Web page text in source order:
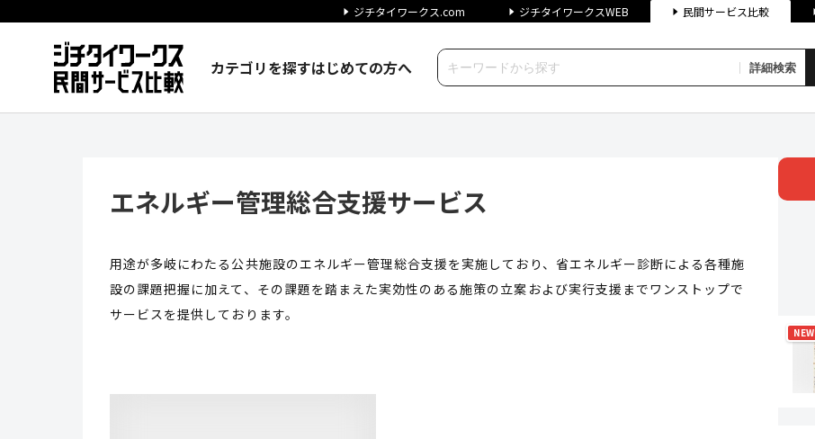
ジチタイワークス.com ジチタイワークスWEB 民間サービス比較
カテゴリを探すはじめての方へ 詳細検索
エネルギー管理総合支援サービス
用途が多岐にわたる公共施設のエネルギー管理総合支援を実施しており、省エネルギー診断による各種施
設の課題把握に加えて、その課題を踏まえた実効性のある施策の立案および実行支援までワンストップで
サービスを提供しております。
NEW